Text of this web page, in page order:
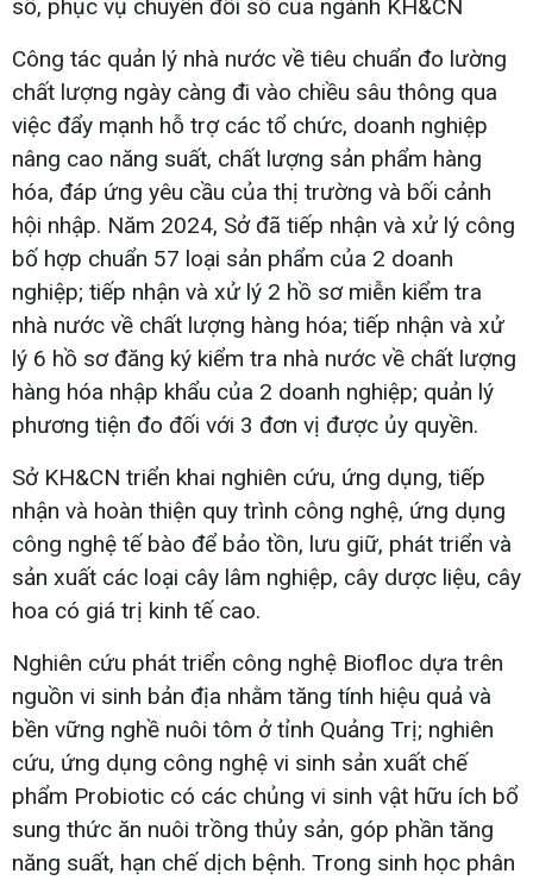
số, phục vụ chuyển đổi số của ngành KH&CN
Công tác quản lý nhà nước về tiêu chuẩn đo lường
chất lượng ngày càng đi vào chiều sâu thông qua
việc đẩy mạnh hỗ trợ các tổ chức, doanh nghiệp
nâng cao năng suất, chất lượng sản phẩm hàng
hóa, đáp ứng yêu cầu của thị trường và bối cảnh
hội nhập. Năm 2024, Sở đã tiếp nhận và xử lý công
bố hợp chuẩn 57 loại sản phẩm của 2 doanh
nghiệp; tiếp nhận và xử lý 2 hồ sơ miễn kiểm tra
nhà nước về chất lượng hàng hóa; tiếp nhận và xử
lý 6 hồ sơ đăng ký kiểm tra nhà nước về chất lượng
hàng hóa nhập khẩu của 2 doanh nghiệp; quản lý
phương tiện đo đối với 3 đơn vị được ủy quyền.
Sở KH&CN triển khai nghiên cứu, ứng dụng, tiếp
nhận và hoàn thiện quy trình công nghệ, ứng dụng
công nghệ tế bào để bảo tồn, lưu giữ, phát triển và
sản xuất các loại cây lâm nghiệp, cây dược liệu, cây
hoa có giá trị kinh tế cao.
Nghiên cứu phát triển công nghệ Biofloc dựa trên
nguồn vi sinh bản địa nhằm tăng tính hiệu quả và
bền vững nghề nuôi tôm ở tỉnh Quảng Trị; nghiên
cứu, ứng dụng công nghệ vi sinh sản xuất chế
phẩm Probiotic có các chủng vi sinh vật hữu ích bổ
sung thức ăn nuôi trồng thủy sản, góp phần tăng
năng suất, hạn chế dịch bệnh. Trong sinh học phân